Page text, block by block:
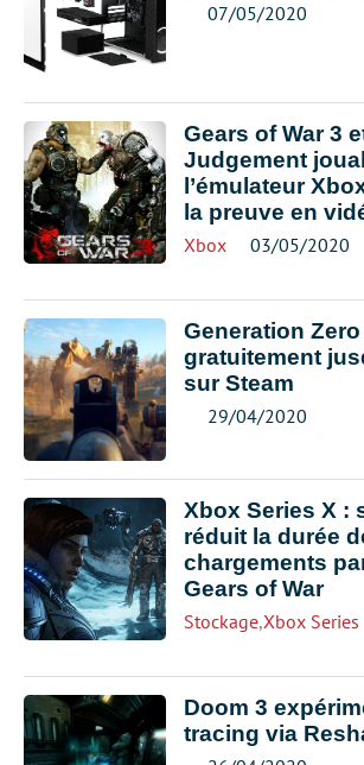
07/05/2020
Gears of War 3
Judgement
l’émulateur
la preuve en
Xbox 03/05/2020
Generation
gratuitement
sur Steam
29/04/2020
Xbox Series X :
réduit la durée
chargements
Gears of War
Stockage,Xbox Series
Doom 3
tracing via